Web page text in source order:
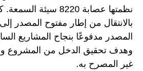
نظمتها عصابة 8220
بالانتقال من إطار مفتوح المصدر
وهدف تحقيق الدخل من المشروع
غير المصرح به.